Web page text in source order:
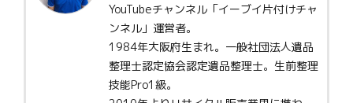
YouTubeチャンネル「イーブイ片付けチャ
ンネル」運営者。
1984年大阪府生まれ。一般社団法人遺品
整理士認定協会認定遺品整理士。生前整理
技能Pro1級。